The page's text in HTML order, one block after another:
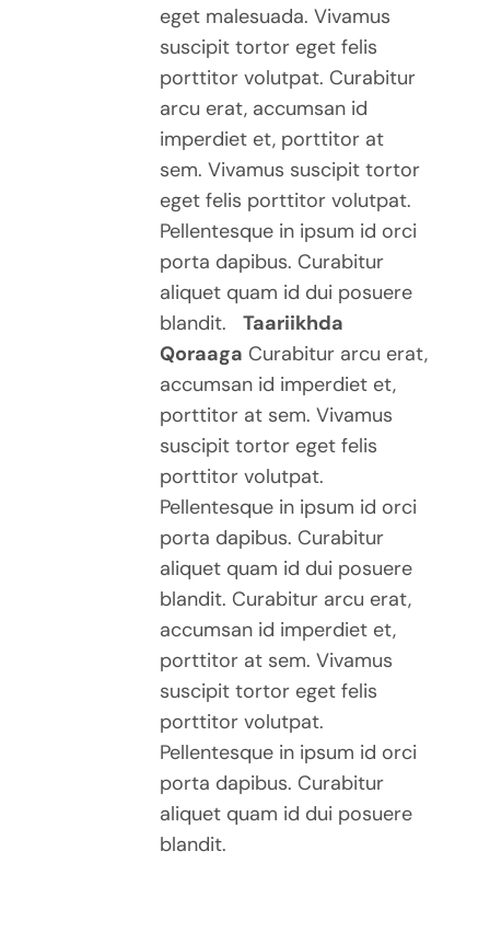
eget malesuada. Vivamus
suscipit tortor eget felis
porttitor volutpat. Curabitur
arcu erat, accumsan id
imperdiet et, porttitor at
sem. Vivamus suscipit tortor
eget felis porttitor volutpat.
Pellentesque in ipsum id orci
porta dapibus. Curabitur
aliquet quam id dui posuere
blandit.Taariikhda
Qoraaga Curabitur arcu erat,
accumsan id imperdiet et,
porttitor at sem. Vivamus
suscipit tortor eget felis
porttitor volutpat.
Pellentesque in ipsum id orci
porta dapibus. Curabitur
aliquet quam id dui posuere
blandit. Curabitur arcu erat,
accumsan id imperdiet et,
porttitor at sem. Vivamus
suscipit tortor eget felis
porttitor volutpat.
Pellentesque in ipsum id orci
porta dapibus. Curabitur
aliquet quam id dui posuere
blandit.